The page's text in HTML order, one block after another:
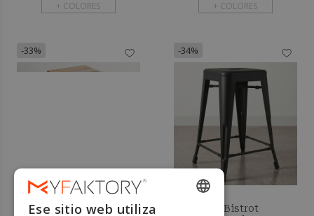
+ COLORES + COLORES
-33%
Taburete Big Boy 76cm
-34%
Taburete Bistrot
Ese sitio web utiliza